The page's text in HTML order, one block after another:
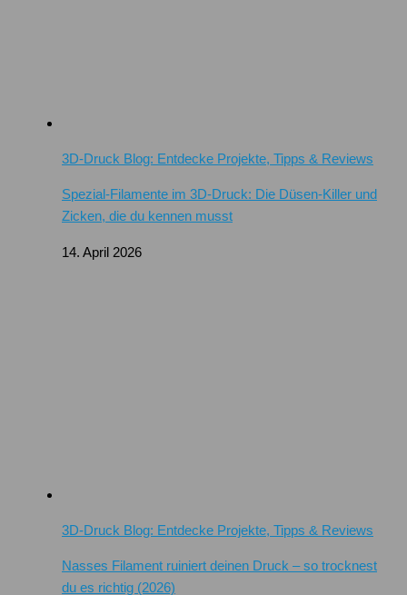
3D-Druck Blog: Entdecke Projekte, Tipps & Reviews
Spezial-Filamente im 3D-Druck: Die Düsen-Killer und
Zicken, die du kennen musst
14. April 2026
3D-Druck Blog: Entdecke Projekte, Tipps & Reviews
Nasses Filament ruiniert deinen Druck – so trocknest
du es richtig (2026)